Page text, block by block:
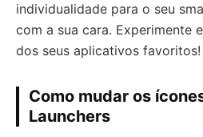
individualidade para o seu
com a sua cara. Experimente
dos seus aplicativos favoritos!
Como mudar os
Launchers